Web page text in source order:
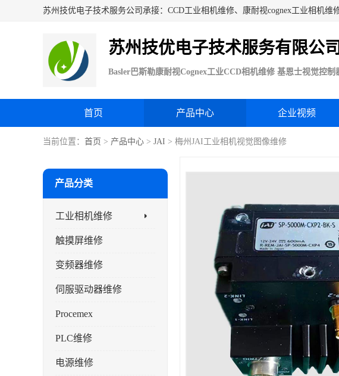
苏州技优电子技术服务有限公司
首页 产品中心 企业视频
当前位置： 首页 > 产品中心 > JAI > 梅州JAI工业相机视觉图像维修
产品分类
工业相机维修
触摸屏维修
变频器维修
伺服驱动器维修
Procemex
PLC维修
电源维修